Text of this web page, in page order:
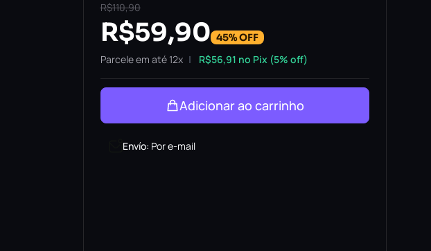
R$110,90
R$59,90 45% OFF
Parcele em até 12x R$56,91 no Pix (5% off)
Adicionar ao carrinho
Envío: Por e-mail